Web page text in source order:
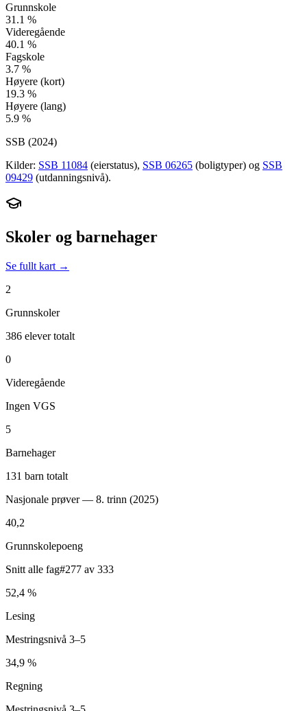
Grunnskole
31.1 %
Videregående
40.1 %
Fagskole
3.7 %
Høyere (kort)
19.3 %
Høyere (lang)
5.9 %
SSB (2024)
Kilder: SSB 11084 (eierstatus), SSB 06265 (boligtyper) og SSB
09429 (utdanningsnivå).
Skoler og barnehager
Se fullt kart →
2
Grunnskoler
386 elever totalt
0
Videregående
Ingen VGS
5
Barnehager
131 barn totalt
Nasjonale prøver — 8. trinn (2025)
40,2
Grunnskolepoeng
Snitt alle fag#277 av 333
52,4 %
Lesing
Mestringsnivå 3–5
34,9 %
Regning